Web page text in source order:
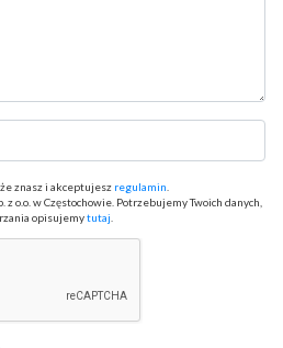
znasz i akceptujesz regulamin
o.o. w Częstochowie. Potrzebujemy Twoich danych,
opisujemytutaj